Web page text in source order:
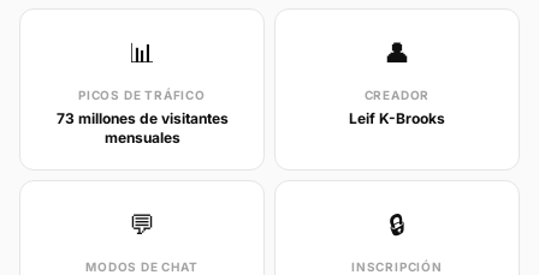
📊
PICOS DE TRÁFICO
73 millones de visitantes
mensuales
👤
CREADOR
Leif K-Brooks
💬
MODOS DE CHAT
🔒
INSCRIPCIÓN